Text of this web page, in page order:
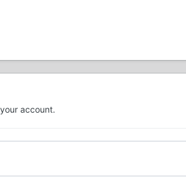
account.